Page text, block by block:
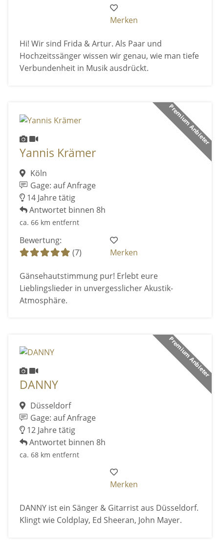
Merken
Hi! Wir sind Frida & Artur. Als Paar und
Hochzeitssänger wissen wir genau, wie man tiefe
Verbundenheit in Musik ausdrückt.
Premium Anbieter
Yannis Krämer
Köln
Gage: auf Anfrage
14 Jahre tätig
Antwortet binnen 8h
ca. 66 km entfernt
Bewertung:
(7)
Merken
Gänsehautstimmung pur! Erlebt eure
Lieblingslieder in unvergesslicher Akustik-
Atmosphäre.
Premium Anbieter
DANNY
Düsseldorf
Gage: auf Anfrage
12 Jahre tätig
Antwortet binnen 8h
ca. 68 km entfernt
Merken
DANNY ist ein Sänger & Gitarrist aus Düsseldorf.
Klingt wie Coldplay, Ed Sheeran, John Mayer.